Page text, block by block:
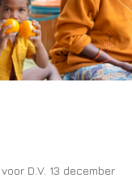
D.V. 13 december